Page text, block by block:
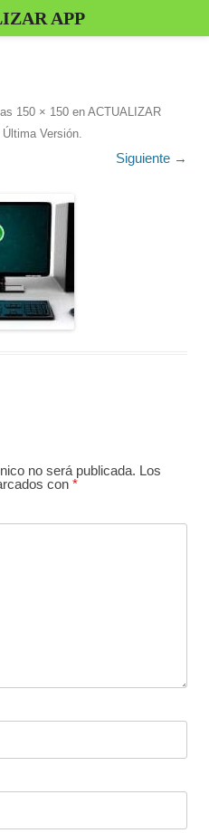
150 × 150 en ACTUALIZAR
Versión.
Siguiente →
no será publicada. Los
con *
APP